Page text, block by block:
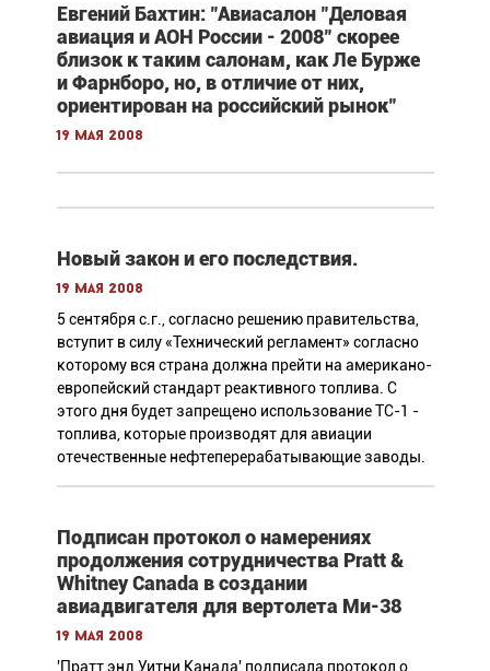
Евгений Бахтин: "Авиасалон "Деловая
авиация и АОН России - 2008" скорее
близок к таким салонам, как Ле Бурже
и Фарнборо, но, в отличие от них,
ориентирован на российский рынок"
19 мая 2008
Новый закон и его последствия.
19 мая 2008
5 сентября с.г., согласно решению правительства,
вступит в силу «Технический регламент» согласно
которому вся страна должна прейти на американо-
европейский стандарт реактивного топлива. С
этого дня будет запрещено использование ТС-1 -
топлива, которые производят для авиации
отечественные нефтеперерабатывающие заводы.
Подписан протокол о намерениях
продолжения сотрудничества Pratt &
Whitney Canada в создании
авиадвигателя для вертолета Ми-38
19 мая 2008
'Пратт энд Уитни Канада' подписала протокол о